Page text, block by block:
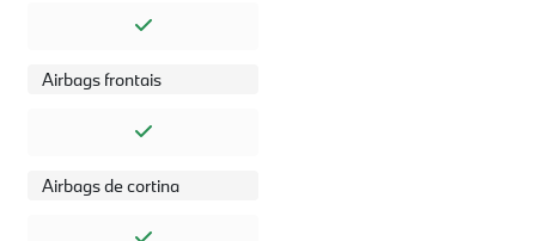
Airbags frontais
Airbags de cortina